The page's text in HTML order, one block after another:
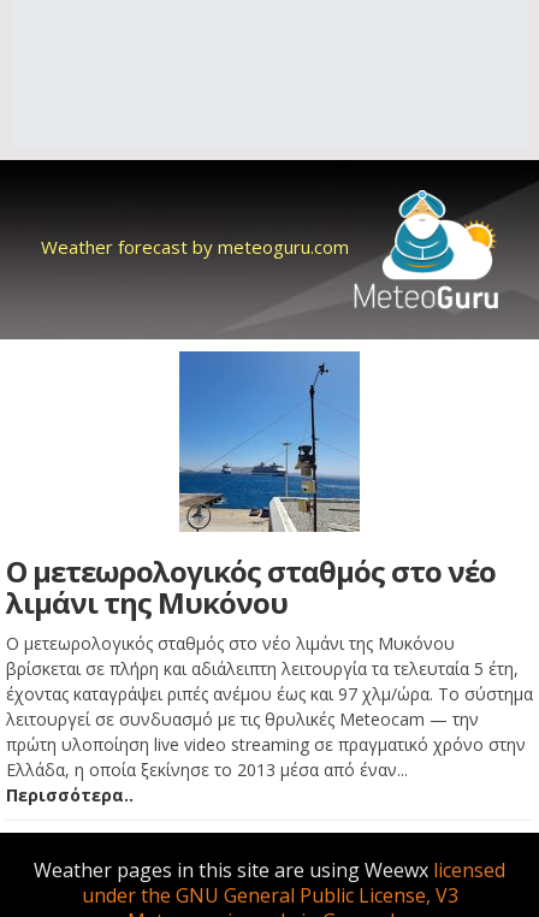
Weather forecast by meteoguru.com
Ο μετεωρολογικός σταθμός στο νέο
λιμάνι της Μυκόνου
Ο μετεωρολογικός σταθμός στο νέο λιμάνι της Μυκόνου
βρίσκεται σε πλήρη και αδιάλειπτη λειτουργία τα τελευταία 5 έτη,
έχοντας καταγράψει ριπές ανέμου έως και 97 χλμ/ώρα. Το σύστημα
λειτουργεί σε συνδυασμό με τις θρυλικές Meteocam — την
πρώτη υλοποίηση live video streaming σε πραγματικό χρόνο στην
Ελλάδα, η οποία ξεκίνησε το 2013 μέσα από έναν...
Περισσότερα..
Weather pages in this site are using Weewx licensed
under the GNU General Public License, V3